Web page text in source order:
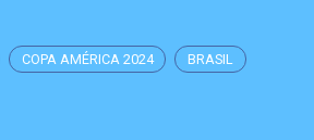
COPA AMÉRICA 2024 BRASIL